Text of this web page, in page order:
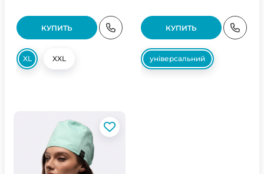
КУПИТЬ
XL XXL
КУПИТЬ
універсальний